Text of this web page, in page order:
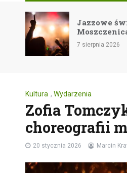
w Łaźni
Kultura , Wydarzenia
Zofia
choreografii
20 stycznia 2026 Marcin